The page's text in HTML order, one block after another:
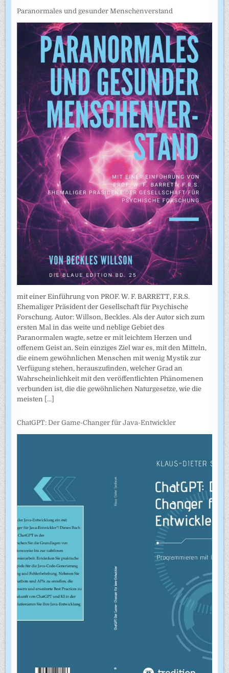
Paranormales und gesunder Menschenverstand
mit einer Einführung von PROF. W. F. BARRETT, F.R.S.
Ehemaliger Präsident der Gesellschaft für Psychische
Forschung. Autor: Willson, Beckles. Als der Autor sich zum
ersten Mal in das weite und neblige Gebiet des
Paranormalen wagte, setze er mit leichtem Herzen und
offenem Geist an. Sein einziges Ziel war es, mit den Mitteln,
die einem gewöhnlichen Menschen mit wenig Mystik zur
Verfügung stehen, herauszufinden, welcher Grad an
Wahrscheinlichkeit mit den veröffentlichten Phänomenen
verbunden ist, die die gewöhnlichen Naturgesetze, wie die
meisten [...]
ChatGPT: Der Game-Changer für Java-Entwickler